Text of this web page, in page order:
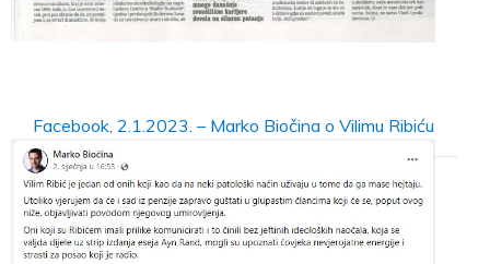
Facebook, 2.1.2023. – Marko Biočina o Vilimu Ribiću